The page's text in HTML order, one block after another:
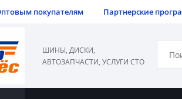
покупателям Партнерские
ШИНЫ, ДИСКИ,
АВТОЗАПЧАСТИ, УСЛУГИ СТО